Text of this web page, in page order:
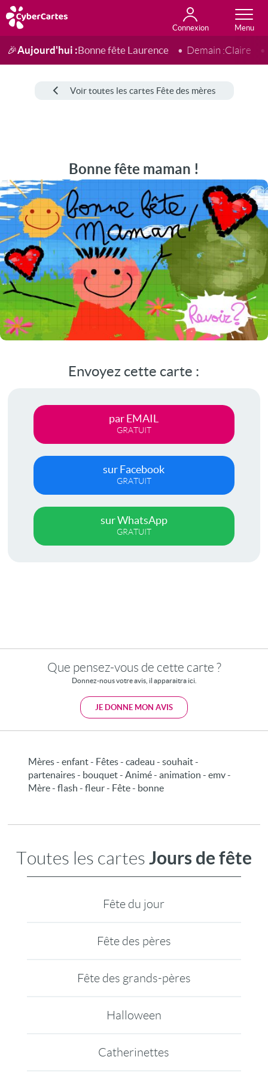
Connexion
Anniversaire
Fête du jour
Amour
Amitié
Merci
Toutes les cartes
🎉Aujourd'hui :Bonne fête Laurence Demain :Claire
Voir toutes les cartes Fête des mères
Bonne fête maman !
Envoyez cette carte :
par EMAIL
GRATUIT
sur Facebook
GRATUIT
sur WhatsApp
GRATUIT
Que pensez-vous de cette carte ?
Donnez-nous votre avis, il apparaitra ici.
JE DONNE MON AVIS
Mères - enfant - Fêtes - cadeau - souhait -
partenaires - bouquet - Animé - animation - emv -
Mère - flash - fleur - Fête - bonne
Toutes les cartes Jours de fête
Fête du jour
Fête des pères
Fête des grands-pères
Halloween
Catherinettes